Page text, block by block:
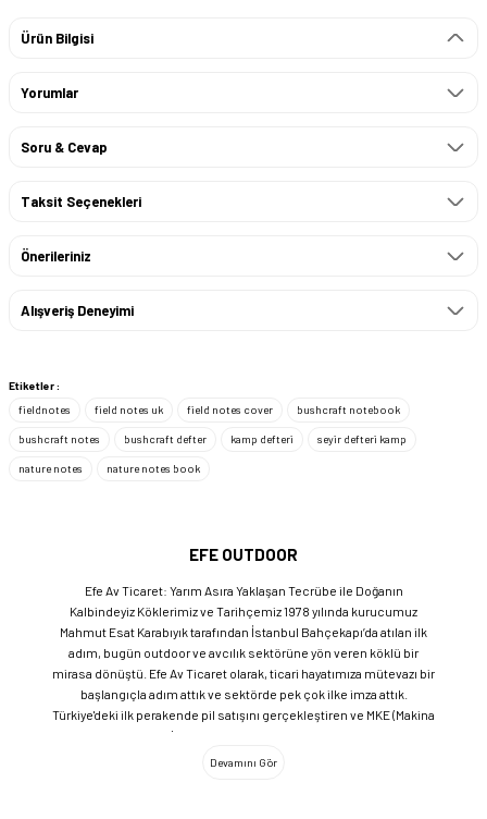
Ürün Bilgisi
Yorumlar
Soru & Cevap
Taksit Seçenekleri
Önerileriniz
Alışveriş Deneyimi
Etiketler :
fieldnotes
field notes uk field notes cover bushcraft notebook
bushcraft notes bushcraft defter kamp defteri seyir defteri kamp
nature notes nature notes book
EFE OUTDOOR
Efe Av Ticaret: Yarım Asıra Yaklaşan Tecrübe ile Doğanın
Kalbindeyiz Köklerimiz ve Tarihçemiz 1978 yılında kurucumuz
Mahmut Esat Karabıyık tarafından İstanbul Bahçekapı’da atılan ilk
adım, bugün outdoor ve avcılık sektörüne yön veren köklü bir
mirasa dönüştü. Efe Av Ticaret olarak, ticari hayatımıza mütevazı bir
başlangıçla adım attık ve sektörde pek çok ilke imza attık.
Türkiye'deki ilk perakende pil satışını gerçekleştiren ve MKE (Makina
ve Kimya Endüstrisi) üretimi ürünleri satan ilk bayilerden biri olma
gururunu taşıyoruz. 1981 yılında Eminönü’nde açtığımız ve mülkiyeti